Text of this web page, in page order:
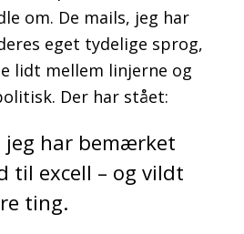
om. De mails, jeg har
eget tydelige sprog,
lidt mellem linjerne og
Der har stået:
jeg har bemærket
til excell – og vildt
ting.